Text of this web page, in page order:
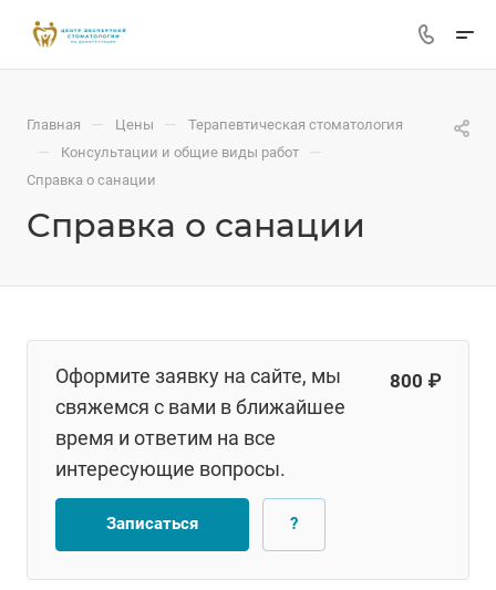
Главная — Цены — Терапевтическая стоматология
— Консультации и общие виды работ —
Справка о санации
Справка о санации
Оформите заявку на сайте, мы
свяжемся с вами в ближайшее
время и ответим на все
интересующие вопросы.
800 ₽
Записаться ?